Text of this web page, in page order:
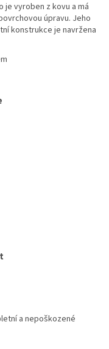
je vyroben z kovu a má
úpravu. Jeho
konstrukce je navržena
ochranu proti...
a nepoškozené